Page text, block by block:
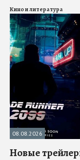
Кино и литература
08.08.2026
Новые